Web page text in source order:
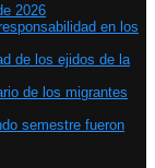
2026
en los
de los ejidos de la
de los migrantes
semestre fueron